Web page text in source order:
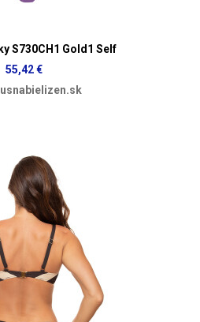
S730CH1 Gold1 Self
55,42 €